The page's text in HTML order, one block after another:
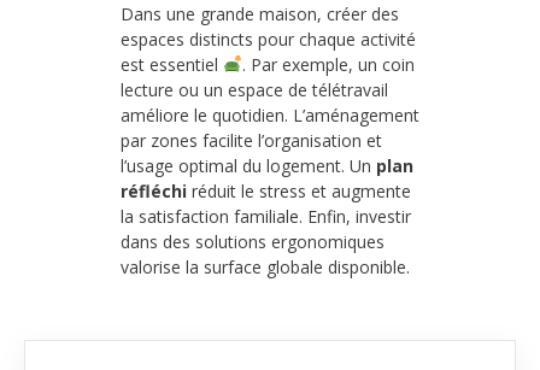
Dans une grande maison, créer des
espaces distincts pour chaque activité
est essentiel
. Par exemple, un coin
lecture ou un espace de télétravail
améliore le quotidien. L’aménagement
par zones facilite l’organisation et
l’usage optimal du logement. Un plan
réfléchi réduit le stress et augmente
la satisfaction familiale. Enfin, investir
dans des solutions ergonomiques
valorise la surface globale disponible.